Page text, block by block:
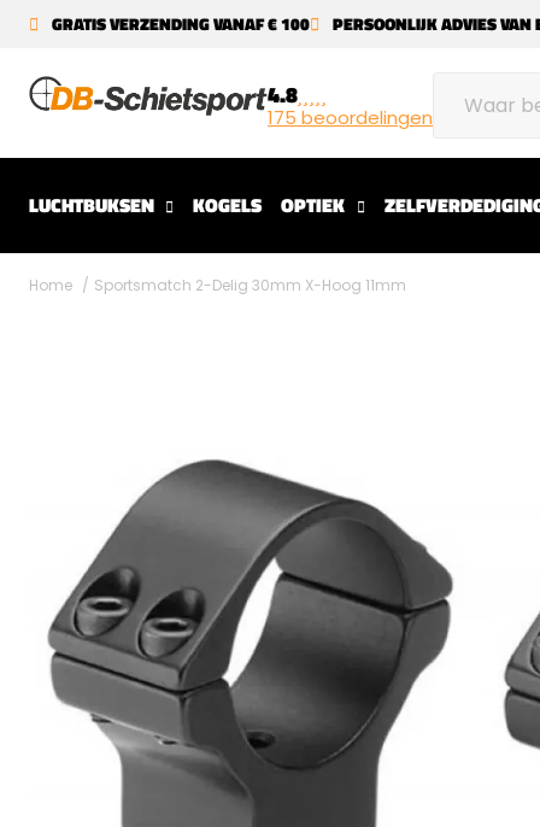
GRATIS VERZENDING VANAF € 100 PERSOONLIJK ADVIES VAN
4.8
175 beoordelingen
LUCHTBUKSEN KOGELS OPTIEK
Home Sportsmatch 2-Delig 30mm X-Hoog 11mm